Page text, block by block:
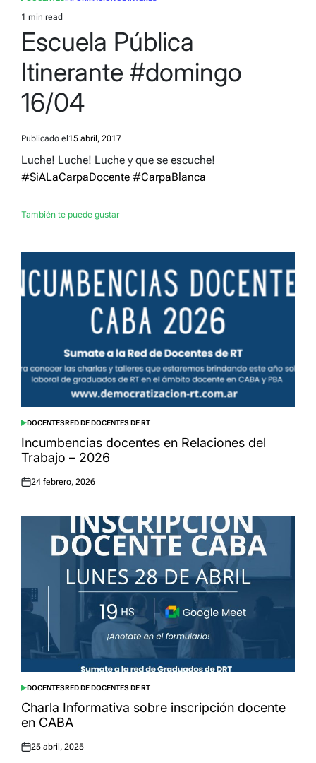
POSTED
IN
Estimated
read
time
1 min read
Escuela Pública
Itinerante #domingo
16/04
Publicado el15 abril, 2017
Luche! Luche! Luche y que se escuche!
#SiALaCarpaDocente #CarpaBlanca
También te puede gustar
POSTED
IN
DOCENTESRED DE DOCENTES DE RT
Incumbencias docentes en Relaciones del
Trabajo – 2026
Posted
24 febrero, 2026
POSTED
IN
DOCENTESRED DE DOCENTES DE RT
Charla Informativa sobre inscripción docente
en CABA
Posted
25 abril, 2025